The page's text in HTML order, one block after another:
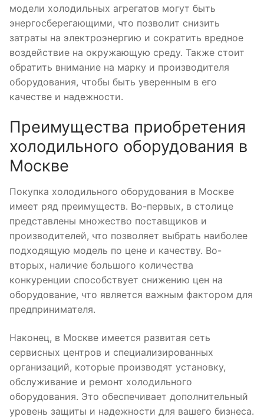
модели холодильных агрегатов могут быть
энергосберегающими, что позволит снизить
затраты на электроэнергию и сократить вредное
воздействие на окружающую среду. Также стоит
обратить внимание на марку и производителя
оборудования, чтобы быть уверенным в его
качестве и надежности.
Преимущества приобретения
холодильного оборудования в
Москве
Покупка холодильного оборудования в Москве
имеет ряд преимуществ. Во-первых, в столице
представлены множество поставщиков и
производителей, что позволяет выбрать наиболее
подходящую модель по цене и качеству. Во-
вторых, наличие большого количества
конкуренции способствует снижению цен на
оборудование, что является важным фактором для
предпринимателя.
Наконец, в Москве имеется развитая сеть
сервисных центров и специализированных
организаций, которые производят установку,
обслуживание и ремонт холодильного
оборудования. Это обеспечивает дополнительный
уровень защиты и надежности для вашего бизнеса.